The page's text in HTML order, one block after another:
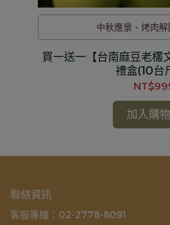
中秋應景、烤肉
買一送一【台南麻豆老欉
禮盒(10台
加入購
聯絡資訊
客服專線：02-2778-8091